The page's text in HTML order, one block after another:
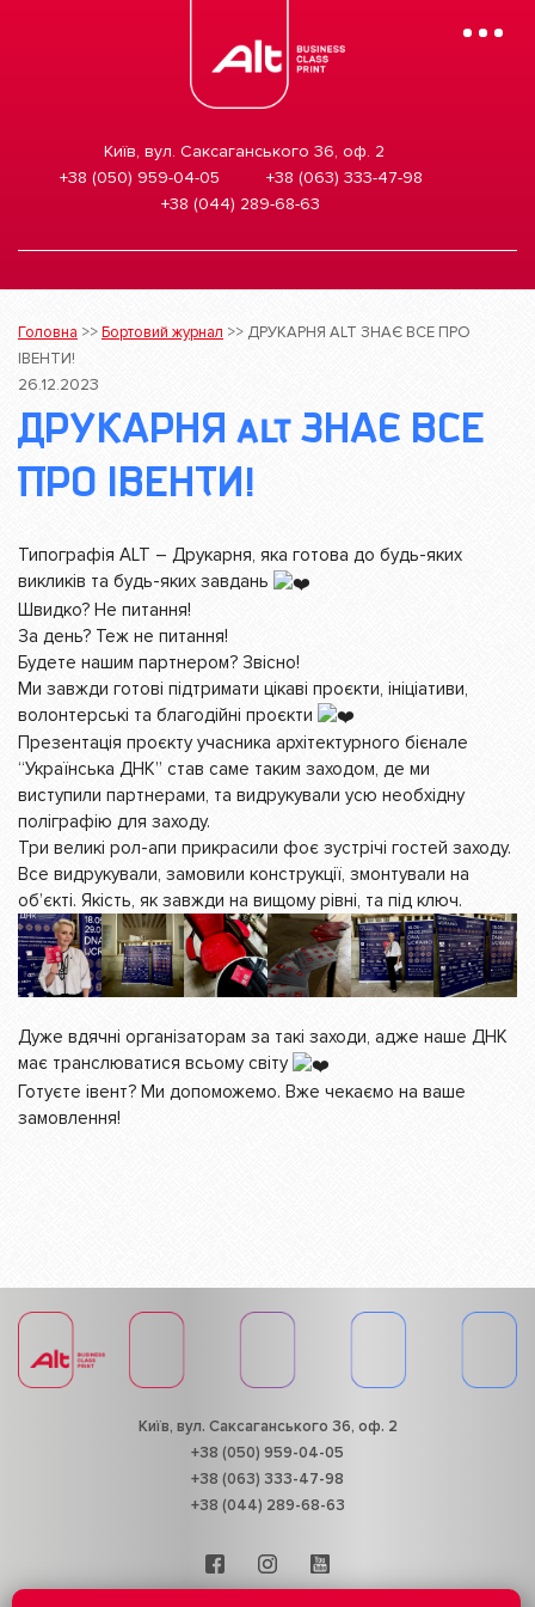
Київ, вул. Саксаганського 36, оф. 2
+38 (050) 959-04-05
+38 (063) 333-47-98
+38 (044) 289-68-63
Mobile
Головна >>Бортовий журнал >> ДРУКАРНЯ ALT ЗНАЄ ВСЕ ПРО
ІВЕНТИ!
26.12.2023
ДРУКАРНЯ ALT ЗНАЄ ВСЕ
ПРО ІВЕНТИ!
Типографія ALT – Друкарня, яка готова до будь-яких
викликів та будь-яких завдань
Швидко? Не питання!
За день? Теж не питання!
Будете нашим партнером? Звісно!
Ми завжди готові підтримати цікаві проєкти, ініціативи,
волонтерські та благодійні проєкти
Презентація проєкту учасника архітектурного бієнале
“Українська ДНК” став саме таким заходом, де ми
виступили партнерами, та видрукували усю необхідну
поліграфію для заходу.
Три великі рол-апи прикрасили фоє зустрічі гостей заходу.
Все видрукували, замовили конструкції, змонтували на
об’єкті. Якість, як завжди на вищому рівні, та під ключ.
Дуже вдячні організаторам за такі заходи, адже наше ДНК
має транслюватися всьому світу
Готуєте івент? Ми допоможемо. Вже чекаємо на ваше
замовлення!
Київ, вул. Саксаганського 36, оф. 2
+38 (050) 959-04-05
+38 (063) 333-47-98
+38 (044) 289-68-63